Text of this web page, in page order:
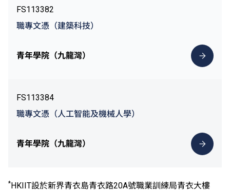
FS113382
職專文憑（建築科技）
青年學院（九龍灣）
FS113384
職專文憑（人工智能及機械人學）
青年學院（九龍灣）
*HKIIT設於新界青衣島青衣路20A號職業訓練局青衣大樓